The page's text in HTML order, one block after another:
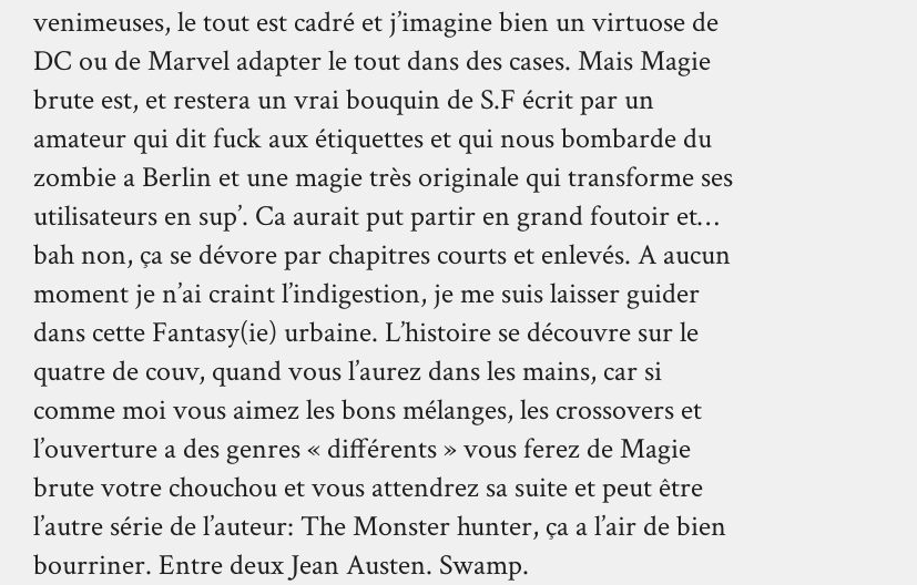
venimeuses, le tout est cadré et j’imagine bien un virtuose de
DC ou de Marvel adapter le tout dans des cases. Mais Magie
brute est, et restera un vrai bouquin de S.F écrit par un
amateur qui dit fuck aux étiquettes et qui nous bombarde du
zombie a Berlin et une magie très originale qui transforme ses
utilisateurs en sup’. Ca aurait put partir en grand foutoir et…
bah non, ça se dévore par chapitres courts et enlevés. A aucun
moment je n’ai craint l’indigestion, je me suis laisser guider
dans cette Fantasy(ie) urbaine. L’histoire se découvre sur le
quatre de couv, quand vous l’aurez dans les mains, car si
comme moi vous aimez les bons mélanges, les crossovers et
l’ouverture a des genres « différents » vous ferez de Magie
brute votre chouchou et vous attendrez sa suite et peut être
l’autre série de l’auteur: The Monster hunter, ça a l’air de bien
bourriner. Entre deux Jean Austen. Swamp.